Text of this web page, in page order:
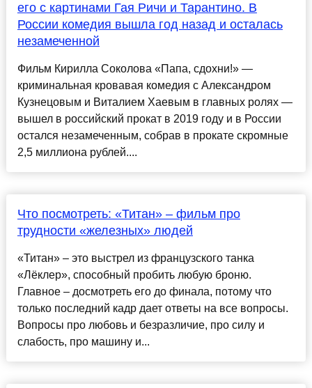
его с картинами Гая Ричи и Тарантино. В
России комедия вышла год назад и осталась
незамеченной
Фильм Кирилла Соколова «Папа, сдохни!» —
криминальная кровавая комедия с Александром
Кузнецовым и Виталием Хаевым в главных ролях —
вышел в российский прокат в 2019 году и в России
остался незамеченным, собрав в прокате скромные
2,5 миллиона рублей....
Что посмотреть: «Титан» – фильм про
трудности «железных» людей
«Титан» – это выстрел из французского танка
«Лёклер», способный пробить любую броню.
Главное – досмотреть его до финала, потому что
только последний кадр дает ответы на все вопросы.
Вопросы про любовь и безразличие, про силу и
слабость, про машину и...